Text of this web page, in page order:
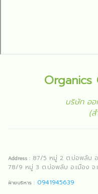
Organics
บริษัท ออ
(
Address : 87/5 หมู่ 2 ต.บ่อพลับ อ
78/9 หมู่ 3 ต.บ่อพลับ อ.เมือง จ.
ฝ่ายบริหาร : 0941945639